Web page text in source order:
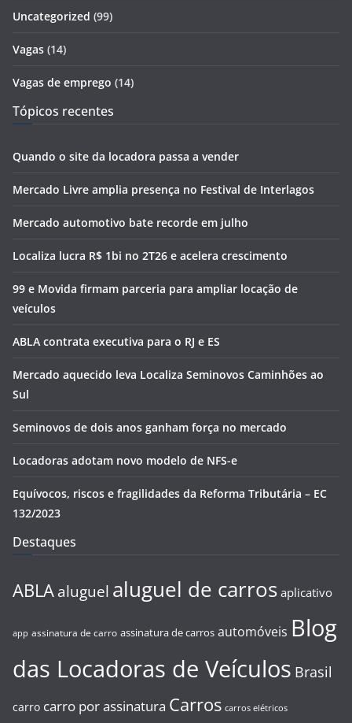
Uncategorized (99)
Vagas (14)
Vagas de emprego (14)
Tópicos recentes
Quando o site da locadora passa a vender
Mercado Livre amplia presença no Festival de Interlagos
Mercado automotivo bate recorde em julho
Localiza lucra R$ 1bi no 2T26 e acelera crescimento
99 e Movida firmam parceria para ampliar locação de
veículos
ABLA contrata executiva para o RJ e ES
Mercado aquecido leva Localiza Seminovos Caminhões ao
Sul
Seminovos de dois anos ganham força no mercado
Locadoras adotam novo modelo de NFS-e
Equívocos, riscos e fragilidades da Reforma Tributária – EC
132/2023
Destaques
ABLA aluguel aluguel de carros aplicativo
app assinatura de carro assinatura de carros automóveis Blog
das Locadoras de Veículos Brasil
carro carro por assinatura Carros carros elétricos